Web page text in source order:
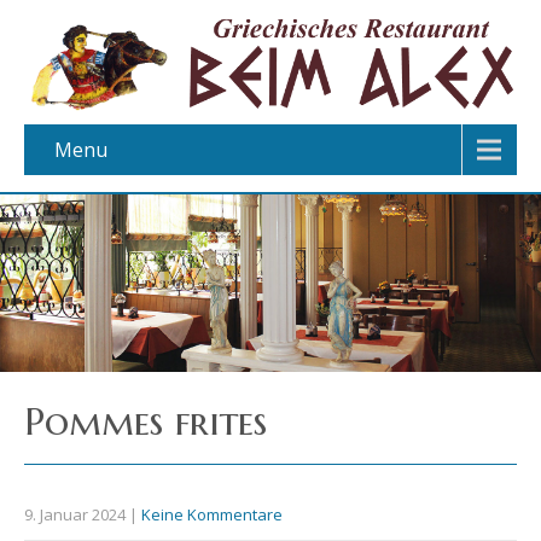
Menu
Pommes frites
9. Januar 2024 | Keine Kommentare